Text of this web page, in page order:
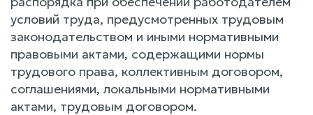
условий труда, предусмотренных трудовым
законодательством и иными нормативными
правовыми актами, содержащими нормы
трудового права, коллективным договором,
соглашениями, локальными нормативными
актами, трудовым договором.